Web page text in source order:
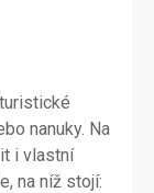
nanuky. Na
i vlastní
na níž stojí: